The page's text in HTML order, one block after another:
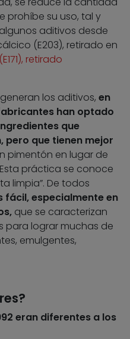
prohíbe su uso, tal y
aditivos desde
(E203), retirado en
retirado
los aditivos, en
han optado
que
pero que tienen mejor
pimentón en lugar de
práctica se conoce
limpia”. De todos
fácil, especialmente en
que se caracterizan
para lograr muchas de
emulgentes,
eran diferentes a los